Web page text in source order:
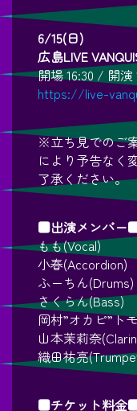
6/15(日)
広島LIVE
開場 16:30 / 開演
https://live-
※立ち見でのご
により予告なく
了承ください。
■出演メンバー
もも(Vocal)
小春(Accordion)
ふーちん(Drums)
さくらん(Bass)
岡村”オカピ”ト
山本茉莉奈
織田祐亮
■チケット料金